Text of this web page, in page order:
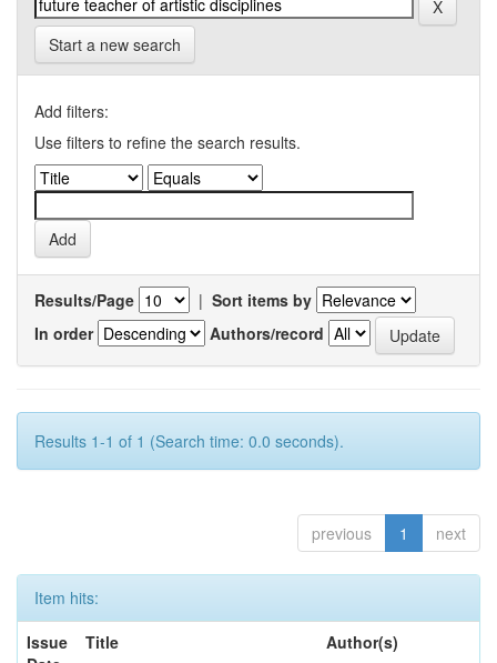
Start a new search
Add filters:
Use filters to refine the search results.
Results/Page | Sort items by
In order
Authors/record
Results 1-1 of 1 (Search time: 0.0 seconds).
previous 1 next
Item hits:
Issue
Title Author(s)